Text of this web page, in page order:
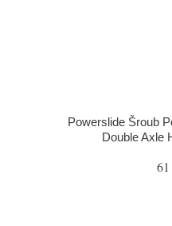
Powerslide Šroub
Double Axle